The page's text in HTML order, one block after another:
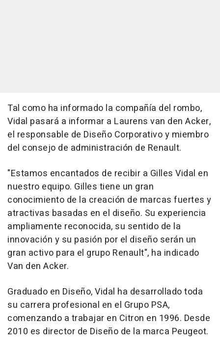
Tal como ha informado la compañía del rombo,
Vidal pasará a informar a Laurens van den Acker,
el responsable de Diseño Corporativo y miembro
del consejo de administración de Renault.
"Estamos encantados de recibir a Gilles Vidal en
nuestro equipo. Gilles tiene un gran
conocimiento de la creación de marcas fuertes y
atractivas basadas en el diseño. Su experiencia
ampliamente reconocida, su sentido de la
innovación y su pasión por el diseño serán un
gran activo para el grupo Renault", ha indicado
Van den Acker.
Graduado en Diseño, Vidal ha desarrollado toda
su carrera profesional en el Grupo PSA,
comenzando a trabajar en Citron en 1996. Desde
2010 es director de Diseño de la marca Peugeot.